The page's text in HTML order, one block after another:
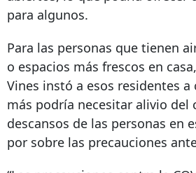
para algunos.
Para las personas que tienen
o espacios más frescos en
Vines instó a esos residentes
más podría necesitar alivio del
descansos de las personas en
por sobre las precauciones